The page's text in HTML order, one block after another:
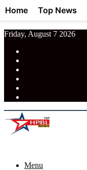
Friday, August 7 2026
Menu
Home Top News